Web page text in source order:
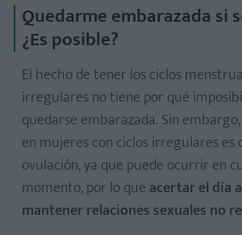
Quedarme embarazada si
¿Es posible?
El hecho de tener los ciclos
irregulares no tiene por qué
quedarse embarazada. Sin
en mujeres con ciclos irregulares es
ovulación, ya que puede ocurrir en
momento, por lo que acertar el día
mantener relaciones sexuales no